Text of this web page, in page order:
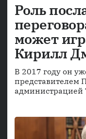
Роль
может
Кирилл
В 2017 году он
представителем
администрацией